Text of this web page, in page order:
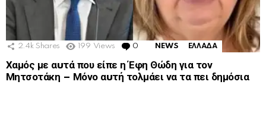
2.4k Shares 199 Views 0 Comments
NEWS ΕΛΛΑΔΑ
Χαμός με αuτά που είπε η Έφη Θώδη για τον
Μητσοτάκη – Μόνο αuτή τολμάει να τα πει δημόσια